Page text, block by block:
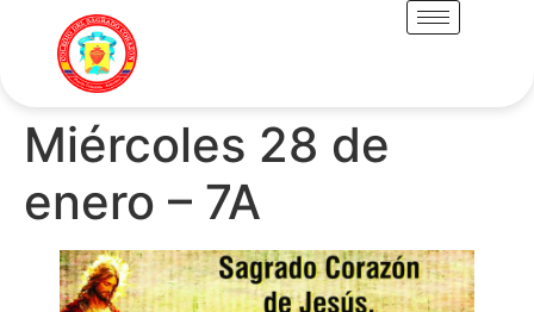
Miércoles 28 de
enero – 7A